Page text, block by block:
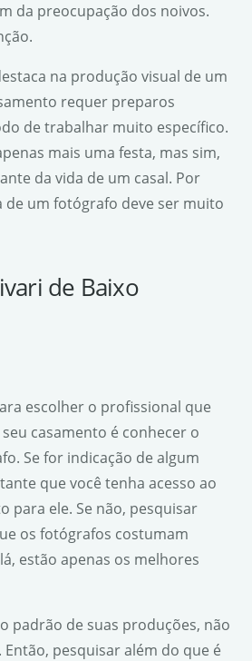
da preocupação dos noivos.
na produção visual de um
requer preparos
de trabalhar muito específico.
mais uma festa, mas sim,
da vida de um casal. Por
de um fotógrafo deve ser muito
de Baixo
escolher o profissional que
casamento é conhecer o
Se for indicação de algum
que você tenha acesso ao
para ele. Se não, pesquisar
os fotógrafos costumam
estão apenas os melhores
padrão de suas produções, não
Então, pesquisar além do que é